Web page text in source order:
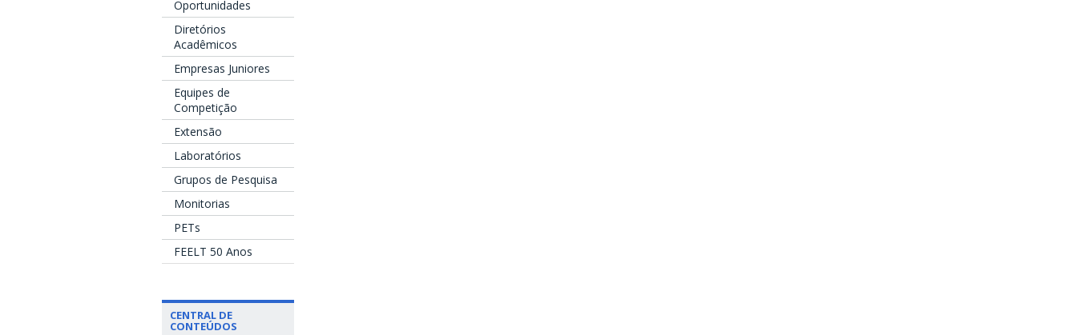
Oportunidades
Diretórios
Acadêmicos
Empresas Juniores
Equipes de
Competição
Extensão
Laboratórios
Grupos de Pesquisa
Monitorias
PETs
FEELT 50 Anos
CENTRAL DE
CONTEÚDOS